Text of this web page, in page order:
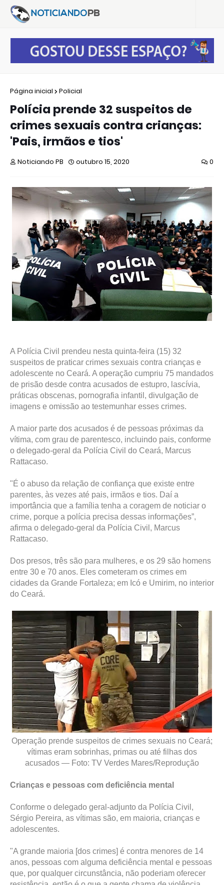
Página inicial Policial
Polícia prende 32 suspeitos de
crimes sexuais contra crianças:
'Pais, irmãos e tios'
Noticiando PB outubro 15, 2020 0
A Polícia Civil prendeu nesta quinta-feira (15) 32
suspeitos de praticar crimes sexuais contra crianças e
adolescente no Ceará. A operação cumpriu 75 mandados
de prisão desde contra acusados de estupro, lascívia,
práticas obscenas, pornografia infantil, divulgação de
imagens e omissão ao testemunhar esses crimes.
A maior parte dos acusados é de pessoas próximas da
vítima, com grau de parentesco, incluindo pais, conforme
o delegado-geral da Polícia Civil do Ceará, Marcus
Rattacaso.
"É o abuso da relação de confiança que existe entre
parentes, às vezes até pais, irmãos e tios. Daí a
importância que a família tenha a coragem de noticiar o
crime, porque a polícia precisa dessas informações”,
afirma o delegado-geral da Polícia Civil, Marcus
Rattacaso.
Dos presos, três são para mulheres, e os 29 são homens
entre 30 e 70 anos. Eles cometeram os crimes em
cidades da Grande Fortaleza; em Icó e Umirim, no interior
do Ceará.
Operação prende suspeitos de crimes sexuais no Ceará;
vítimas eram sobrinhas, primas ou até filhas dos
acusados — Foto: TV Verdes Mares/Reprodução
Crianças e pessoas com deficiência mental
Conforme o delegado geral-adjunto da Polícia Civil,
Sérgio Pereira, as vítimas são, em maioria, crianças e
adolescentes.
"A grande maioria [dos crimes] é contra menores de 14
anos, pessoas com alguma deficiência mental e pessoas
que, por qualquer circunstância, não poderiam oferecer